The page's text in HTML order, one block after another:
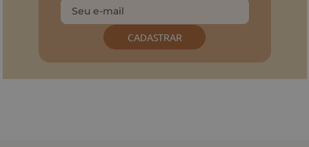
CADASTRAR